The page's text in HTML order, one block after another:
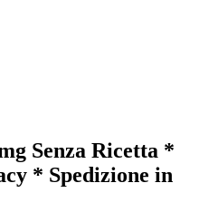
Senza Ricetta *
* Spedizione in